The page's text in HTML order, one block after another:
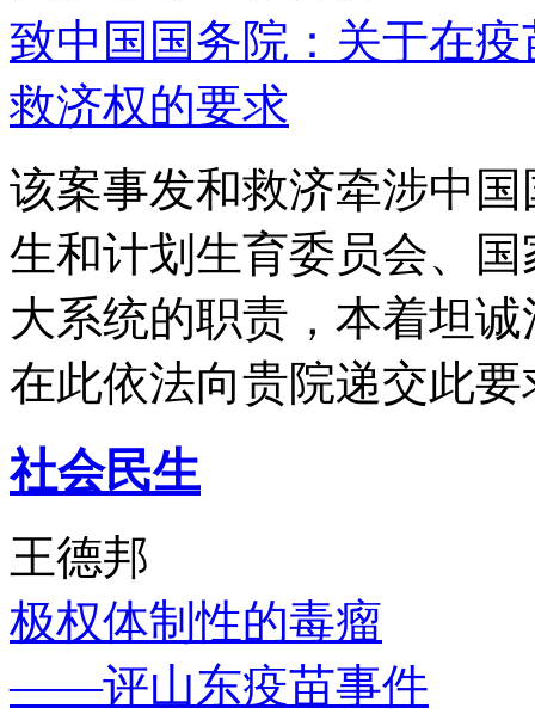
致中国国务院：关于在
救济权的要求
该案事发和救济牵涉中
生和计划生育委员会、
大系统的职责，本着坦
在此依法向贵院递交此要
社会民生
王德邦
极权体制性的毒瘤
——评山东疫苗事件